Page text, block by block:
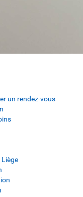
un rendez-vous
Liège